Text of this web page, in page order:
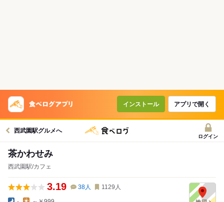
インストール アプリで開く
西武園駅グルメへ
ログイン
茶かわせみ
西武園駅/カフェ
3.19 38人 1129 人